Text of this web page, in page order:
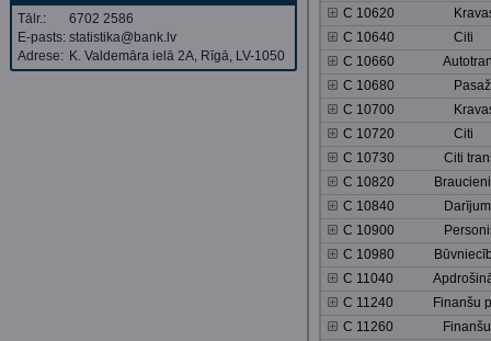
Tālr.:
6702 2586
E-pasts: statistika@bank.lv
Adrese: K. Valdemāra ielā 2A, Rīgā, LV-1050
C 10620
C 10640 Citi
C 10660
C 10680
C 10700
C 10720 Citi
C 10730 Citi
C 10820 Braucieni
C 10840
C 10900
C 10980
C 11040
C 11240 Finanšu
C 11260 Finanšu